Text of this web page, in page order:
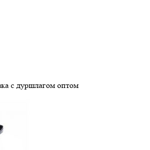
с дуршлагом оптом